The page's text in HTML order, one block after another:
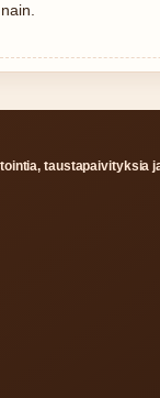
taustapaivityksia